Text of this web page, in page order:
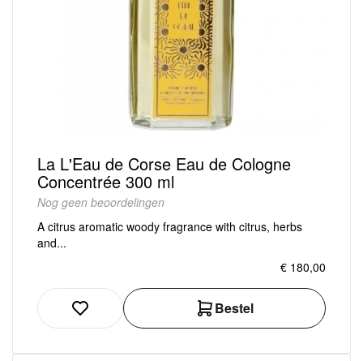
La L'Eau de Corse Eau de Cologne
Concentrée 300 ml
Nog geen beoordelingen
A citrus aromatic woody fragrance with citrus, herbs
and...
€ 180,00
Bestel